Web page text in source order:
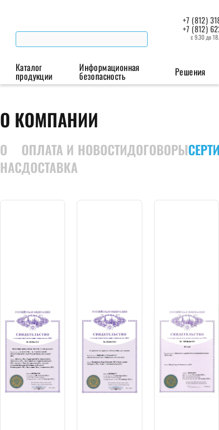
+7 (812)
+7 (812)
с 9.30 до
Каталог
продукции
Беспроводная связь
Роутеры
Промышленные
контроллеры
интерфейсов
Информационная
безопасность Решения
О КОМПАНИИ
О
НАС
ОПЛАТА И
ДОСТАВКА
НОВОСТИДОГОВОРЫ